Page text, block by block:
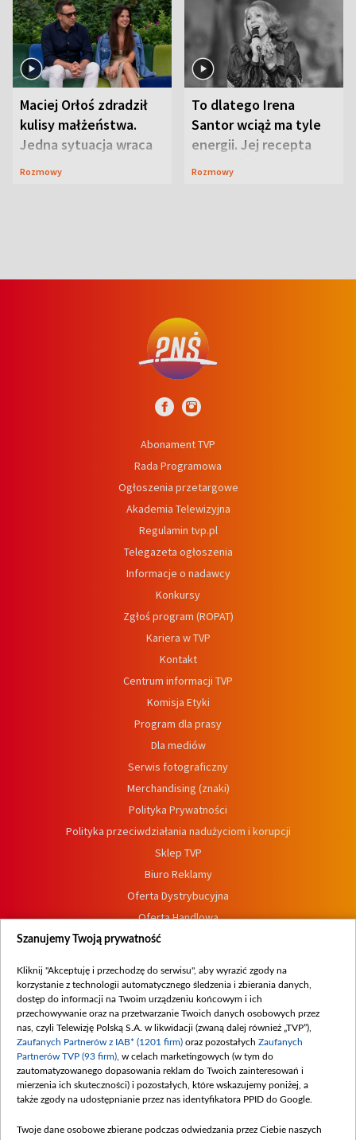
Maciej Orłoś zdradził
kulisy małżeństwa.
Jedna sytuacja wraca
jak bumerang
Rozmowy
To dlatego Irena
Santor wciąż ma tyle
energii. Jej recepta
jest zaskakująco
Rozmowy
Abonament TVP
Rada Programowa
Ogłoszenia przetargowe
Akademia Telewizyjna
Regulamin tvp.pl
Telegazeta ogłoszenia
Informacje o nadawcy
Konkursy
Zgłoś program (ROPAT)
Kariera w TVP
Kontakt
Centrum informacji TVP
Komisja Etyki
Program dla prasy
Dla mediów
Serwis fotograficzny
Merchandising (znaki)
Polityka Prywatności
Polityka przeciwdziałania nadużyciom i korupcji
Sklep TVP
Biuro Reklamy
Oferta Dystrybucyjna
Oferta Handlowa
Dostępność
Procedura zgłoszeń wewnętrznych
Szanujemy Twoją prywatność
Kliknij "Akceptuję i przechodzę do serwisu", aby wyrazić zgody na
korzystanie z technologii automatycznego śledzenia i zbierania danych,
dostęp do informacji na Twoim urządzeniu końcowym i ich
przechowywanie oraz na przetwarzanie Twoich danych osobowych przez
nas, czyli Telewizję Polską S.A. w likwidacji (zwaną dalej również „TVP”),
Zaufanych Partnerów z IAB* (1201 firm) oraz pozostałych Zaufanych
Partnerów TVP (93 firm) , w celach marketingowych (w tym do
zautomatyzowanego dopasowania reklam do Twoich zainteresowań i
mierzenia ich skuteczności) i pozostałych, które wskazujemy poniżej, a
także zgody na udostępnianie przez nas identyfikatora PPID do Google.
Twoje dane osobowe zbierane podczas odwiedzania przez Ciebie naszych